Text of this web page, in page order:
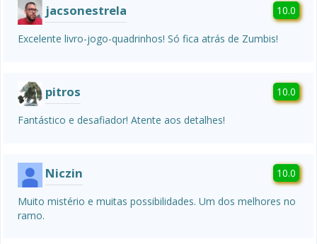
jacsonestrela 10.0
Excelente livro-jogo-quadrinhos! Só fica atrás de Zumbis!
pitros 10.0
Fantástico e desafiador! Atente aos detalhes!
Niczin 10.0
Muito mistério e muitas possibilidades. Um dos melhores no
ramo.